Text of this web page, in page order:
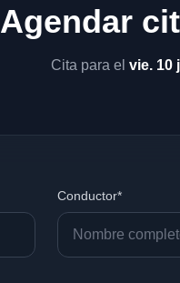
Agendar
Cita para el vie. 10
Conductor*